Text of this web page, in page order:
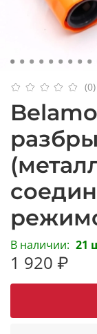
(0)
В наличии: 21
1 920 ₽